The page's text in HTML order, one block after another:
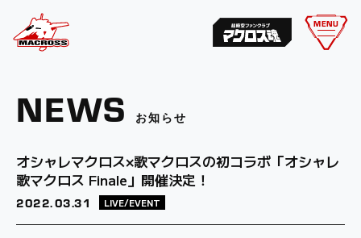
MENU
NEWS お知らせ
オシャレマクロス×歌マクロスの初コラボ「オシャレ
歌マクロス Finale」開催決定！
2022.03.31 LIVE/EVENT